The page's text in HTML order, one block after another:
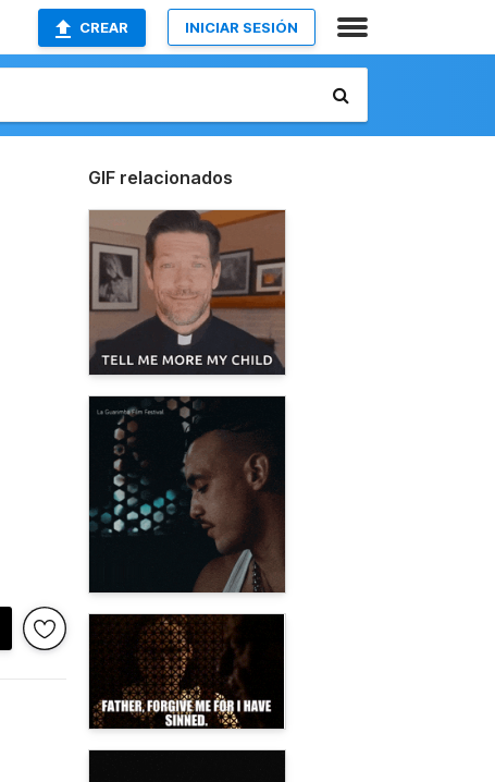
CREAR INICIAR SESIÓN
GIF relacionados